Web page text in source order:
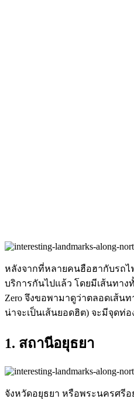
หลังจากที่หลายคนฮือฮากับรถ
บริการกันไปแล้ว โดยมีเส้นทาง
Zero จึงขอพามาดูว่าตลอดเส้นท
น่าจะเป็นเส้นยอดฮิต) จะมีจุดท่
1. สถานีอยุธยา
จังหวัดอยุธยา หรือพระนครศรี